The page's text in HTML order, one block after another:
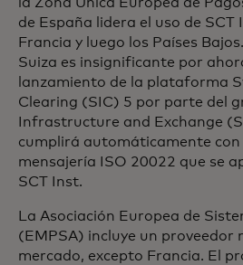
de España lidera el uso de SCT
Francia y luego los Países
Suiza es insignificante por
lanzamiento de la plataforma
Clearing (SIC) 5 por parte del
Infrastructure and Exchange
cumplirá automáticamente con
mensajería ISO 20022 que se
SCT Inst.
La Asociación Europea de
(EMPSA) incluye un proveedor
mercado, excepto Francia. El